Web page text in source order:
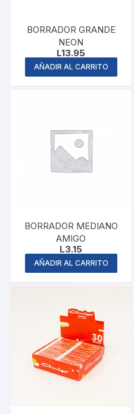
BORRADOR GRANDE
NEON
L13.95
AÑADIR AL CARRITO
BORRADOR MEDIANO
AMIGO
L3.15
AÑADIR AL CARRITO